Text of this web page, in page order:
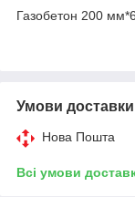
Газобетон 200
Умови доставки
Нова Пошта
Всі умови